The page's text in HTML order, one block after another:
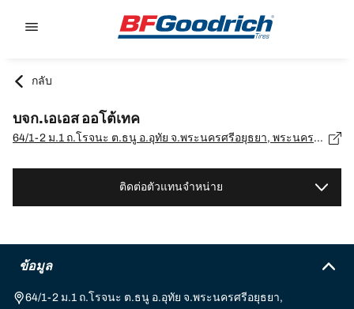
กลับ
บจก.เอเอส ออโต้เทค
64/1-2 ม.1 ถ.โรจนะ ต.ธนู อ.อุทัย จ.พระนครศรีอยุธยา, พระนครศรีอยุธยา - 13000
ติดต่อตัวแทนจำหน่าย
ข้อมูล
64/1-2 ม.1 ถ.โรจนะ ต.ธนู อ.อุทัย จ.พระนครศรีอยุธยา,